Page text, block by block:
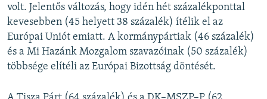
volt. Jelentős változás, hogy idén hét százalékponttal
kevesebben (45 helyett 38 százalék) ítélik el az
Európai Uniót emiatt. A kormánypártiak (46 százalék)
és a Mi Hazánk Mozgalom szavazóinak (50 százalék)
többsége elítéli az Európai Bizottság döntését.